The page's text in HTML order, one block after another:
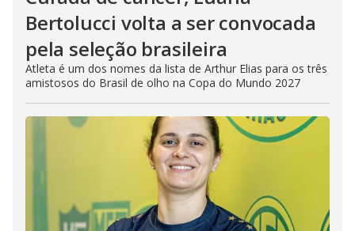
Bertolucci volta a ser convocada
pela seleção brasileira
Atleta é um dos nomes da lista de Arthur Elias para os três
amistosos do Brasil de olho na Copa do Mundo 2027